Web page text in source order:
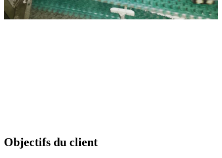
Objectifs du client